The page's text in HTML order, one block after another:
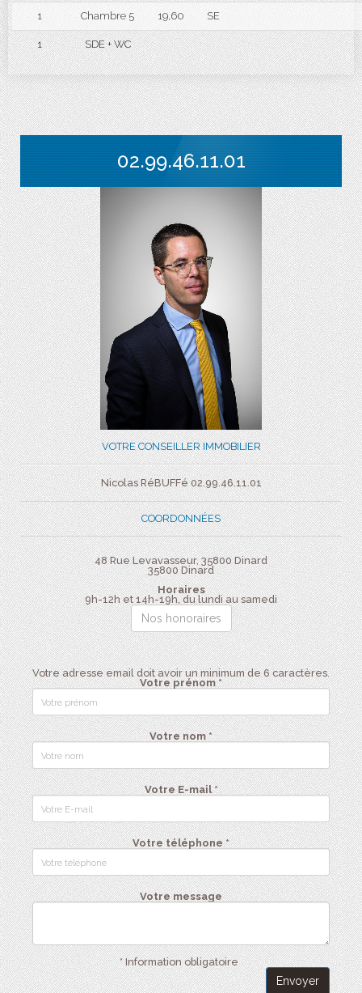
1 Chambre 5 19,60 SE
1 SDE + WC
02.99.46.11.01
VOTRE CONSEILLER IMMOBILIER
Nicolas RéBUFFé 02.99.46.11.01
COORDONNÉES
48 Rue Levavasseur, 35800 Dinard
35800 Dinard
Horaires
9h-12h et 14h-19h, du lundi au samedi
Nos honoraires
Votre adresse email doit avoir un minimum de 6 caractères.
Votre prénom *
Votre nom *
Votre E-mail *
Votre téléphone *
Votre message
* Information obligatoire
Envoyer